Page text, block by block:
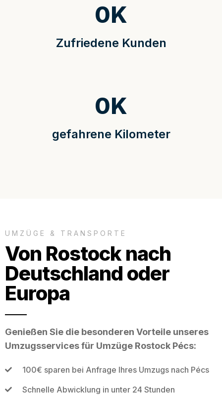
Zufriedene Kunden
0K
gefahrene Kilometer
0K
UMZÜGE & TRANSPORTE
Von Rostock nach
Deutschland oder
Europa
Genießen Sie die besonderen Vorteile unseres
Umzugsservices für Umzüge Rostock Pécs:
100€ sparen bei Anfrage Ihres Umzugs nach Pécs
Schnelle Abwicklung in unter 24 Stunden